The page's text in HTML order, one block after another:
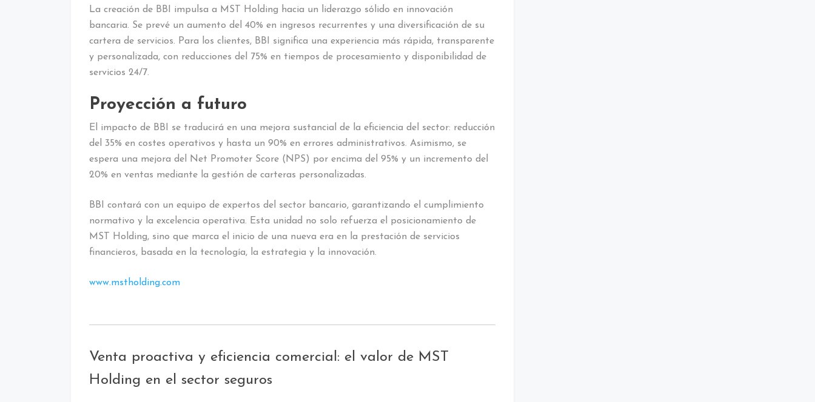
La creación de BBI impulsa a MST Holding hacia un liderazgo sólido en innovación
bancaria. Se prevé un aumento del 40% en ingresos recurrentes y una diversificación de su
cartera de servicios. Para los clientes, BBI significa una experiencia más rápida, transparente
y personalizada, con reducciones del 75% en tiempos de procesamiento y disponibilidad de
servicios 24/7.
Proyección a futuro
El impacto de BBI se traducirá en una mejora sustancial de la eficiencia del sector: reducción
del 35% en costes operativos y hasta un 90% en errores administrativos. Asimismo, se
espera una mejora del Net Promoter Score (NPS) por encima del 95% y un incremento del
20% en ventas mediante la gestión de carteras personalizadas.
BBI contará con un equipo de expertos del sector bancario, garantizando el cumplimiento
normativo y la excelencia operativa. Esta unidad no solo refuerza el posicionamiento de
MST Holding, sino que marca el inicio de una nueva era en la prestación de servicios
financieros, basada en la tecnología, la estrategia y la innovación.
www.mstholding.com
BBI
Venta proactiva y eficiencia comercial: el valor de MST
Holding en el sector seguros